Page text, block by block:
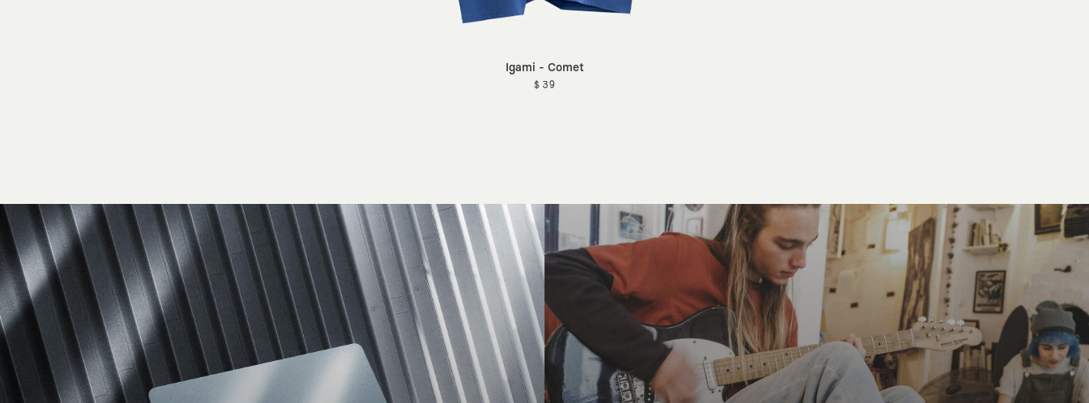
Igami - Comet
$ 39